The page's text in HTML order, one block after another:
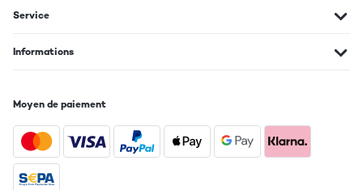
Traduire
Das war ein tadelloser Kauf. Innerhalb von zwei Tagen hatte ich
zufrieden mit ihm. Ich habe ihn für meinen Turm gebraucht, da
mein CD Player kaputt gegangen ist. Und ich habe es nicht
bereut ihn ganz spontan gekauft zu haben. Er hat einen sehr
guten Klang, MP 3 Funktion (das hatte mein altes Gerät noch
nicht) und man kann alle Geräte anschliessen die es so gibt. Auf
Service
Informations
Moyen de paiement